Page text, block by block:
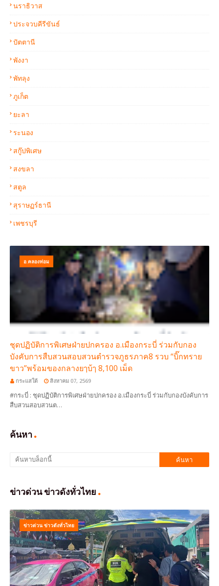
นราธิวาส
ประจวบคีรีขันธ์
ปัตตานี
พังงา
พัทลุง
ภูเก็ต
ยะลา
ระนอง
สกู๊ปพิเศษ
สงขลา
สตูล
สุราษฏร์ธานี
เพชรบุรี
อ.คลองท่อม
ชุดปฏิบัติการพิเศษฝ่ายปกครอง อ.เมืองกระบี่ ร่วมกับกอง
บังคับการสืบสวนสอบสวนตำรวจภูธรภาค8 รวบ “บิ๊กทราย
ขาว”พร้อมของกลางยๅบ้ๅ 8,100 เม็ด
กระแสใต้ สิงหาคม 07, 2569
#กระบี่ : ชุดปฏิบัติการพิเศษฝ่ายปกครอง อ.เมืองกระบี่ ร่วมกับกองบังคับการ
สืบสวนสอบสวนต…
ค้นหา
ข่าวด่วน ข่าวดังทั่วไทย
ข่าวด่วน ข่าวดังทั่วไทย